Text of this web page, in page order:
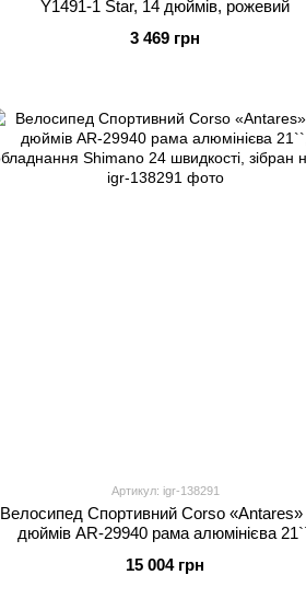
Y1491-1 Star, 14 дюймів, рожевий
3 469 грн
Артикул: igr-138291
Велосипед Спортивний Corso «Antares»
дюймів AR-29940 рама алюмінієва
75
15 004 грн